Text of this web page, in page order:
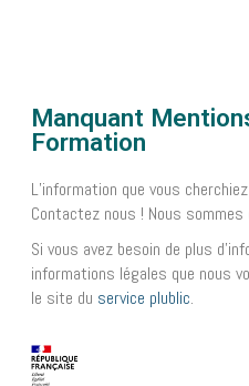
Manquant
Formation
L’information que vous
Contactez nous ! Nous
Si vous avez besoin de plus
informations légales que nous
le site du service plublic.